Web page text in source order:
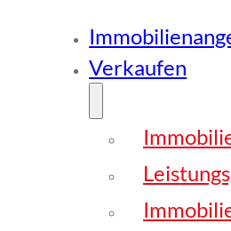
Verkaufen